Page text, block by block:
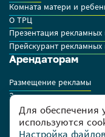
Комната матери и
О ТРЦ
Презентация
Прейскурант рекламных
Арендаторам
Размещение рекламы
Заявки на аренду
Правила работы
Дополнительно
Для обеспечения
используются
Настройка файлов